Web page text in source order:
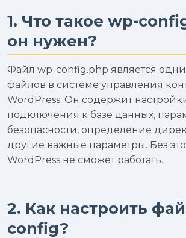
1. Что такое wp-
он нужен?
Файл wp-config.php является
файлов в системе управления
WordPress. Он содержит
подключения к базе данных,
безопасности, определение
другие важные параметры. Без
WordPress не сможет работать.
2. Как настроить
config?